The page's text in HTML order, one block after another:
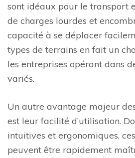
sont idéaux pour le transport
de charges lourdes et
capacité à se déplacer
types de terrains en fait un
les entreprises opérant dans
variés.
Un autre avantage majeur
est leur facilité d’utilisation.
intuitives et ergonomiques,
peuvent être rapidement